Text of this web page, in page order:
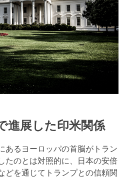
進展した印米関係
るヨーロッパの首脳がトラン
たのとは対照的に、日本の安倍
どを通じてトランプとの信頼関